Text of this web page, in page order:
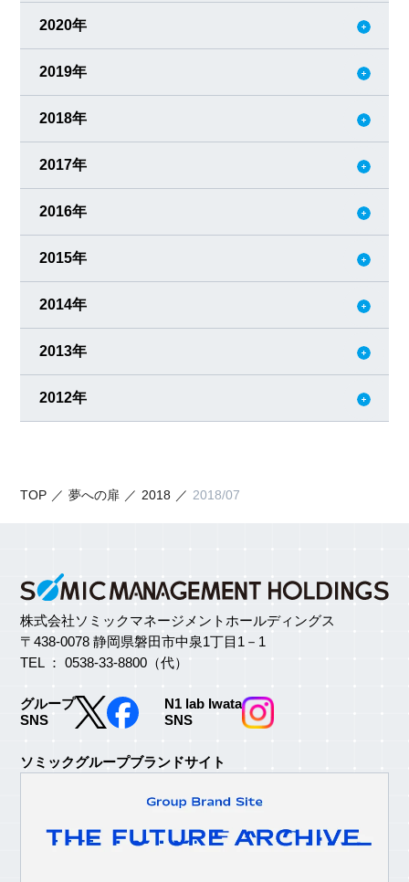
2020年
2019年
2018年
2017年
2016年
2015年
2014年
2013年
2012年
TOP 夢への扉 2018 2018/07
株式会社ソミックマネージメントホールディングス
〒438-0078 静岡県磐田市中泉1丁目1－1
TEL ： 0538-33-8800（代）
グループ
SNS
N1 lab Iwata
SNS
ソミックグループブランドサイト